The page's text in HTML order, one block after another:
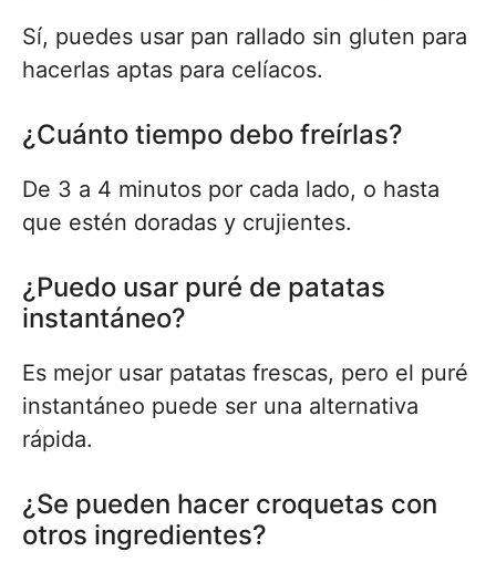
Sí, puedes usar pan rallado sin gluten para
hacerlas aptas para celíacos.
¿Cuánto tiempo debo freírlas?
De 3 a 4 minutos por cada lado, o hasta
que estén doradas y crujientes.
¿Puedo usar puré de patatas
instantáneo?
Es mejor usar patatas frescas, pero el puré
instantáneo puede ser una alternativa
rápida.
¿Se pueden hacer croquetas con
otros ingredientes?